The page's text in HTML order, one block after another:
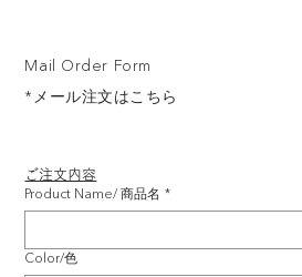
ご注文内容
Product Name/ 商品名 *
Color/色
Mail Order Form
*メール注文はこちら